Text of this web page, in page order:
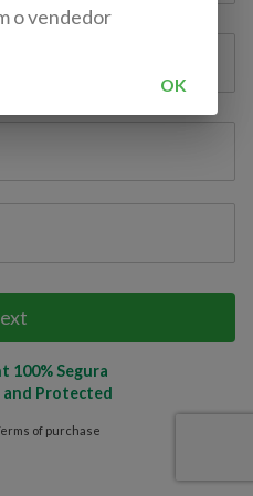
Bil. de Identidade
100% Segura
and Protected
of purchase
o vendedor
OK